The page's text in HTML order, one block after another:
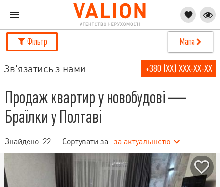
Фільтр Мапа
Зв'язатись з нами +380 (XX) XXX-XX-XX
Продаж квартир у новобудові —
Браїлки у Полтаві
Знайдено: 22 Сортувати за: за актуальністю